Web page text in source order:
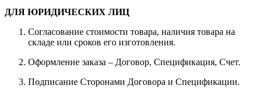
ДЛЯ ЮРИДИЧЕСКИХ ЛИЦ
Согласование стоимости товара, наличия товара на
складе или сроков его изготовления.
Оформление заказа – Договор, Спецификация, Счет.
Подписание Сторонами Договора и Спецификации.